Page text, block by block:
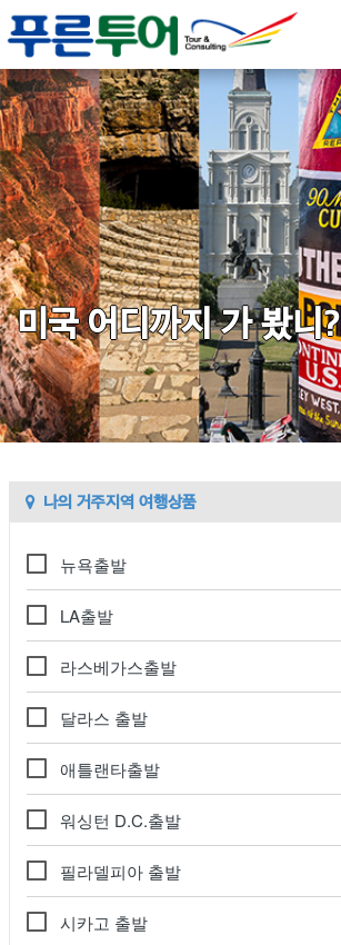
미국 어디까지 가 봤니?
나의 거주지역 여행상품
뉴욕출발
LA출발
라스베가스출발
달라스 출발
애틀랜타출발
워싱턴 D.C.출발
필라델피아 출발
시카고 출발